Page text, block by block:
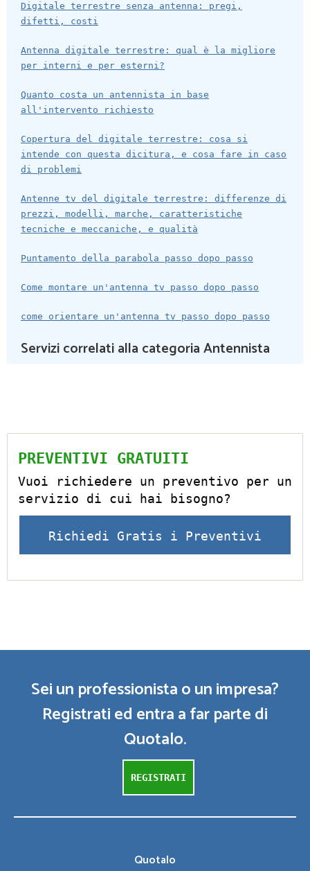
Digitale terrestre senza antenna: pregi,
difetti, costi
Antenna digitale terrestre: qual è la migliore
per interni e per esterni?
Quanto costa un antennista in base
all'intervento richiesto
Copertura del digitale terrestre: cosa si
intende con questa dicitura, e cosa fare in caso
di problemi
Antenne tv del digitale terrestre: differenze di
prezzi, modelli, marche, caratteristiche
tecniche e meccaniche, e qualità
Puntamento della parabola passo dopo passo
Come montare un'antenna tv passo dopo passo
come orientare un'antenna tv passo dopo passo
Servizi correlati alla categoria Antennista
PREVENTIVI GRATUITI
Vuoi richiedere un preventivo per un
servizio di cui hai bisogno?
Richiedi Gratis i Preventivi
Sei un professionista o un impresa?
Registrati ed entra a far parte di
Quotalo.
REGISTRATI
Quotalo